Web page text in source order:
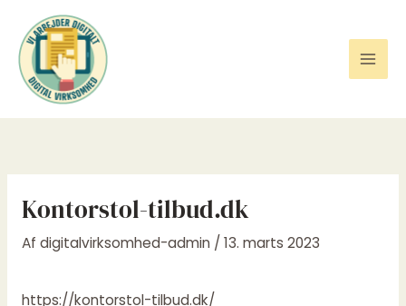
indholdet
Kontorstol-tilbud.dk
Af digitalvirksomhed-admin / 13. marts 2023
https://kontorstol-tilbud.dk/